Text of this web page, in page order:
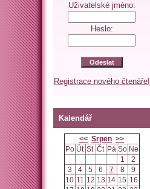
Uživatelské jméno:
Heslo:
Registrace nového čtenáře!
Kalendář
<< Srpen >>
Po Út St Čt Pá So Ne
1
2
3
4 5 6 7 8
9
10 11 12 13 14 15 16